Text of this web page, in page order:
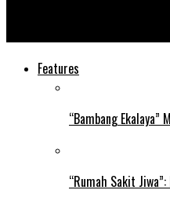
Features
“Bambang
“Rumah Sakit